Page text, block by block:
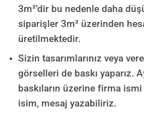
3m²’dir bu nedenle daha
siparişler 3m² üzerinden
üretilmektedir.
Sizin tasarımlarınız veya
görselleri de baskı yaparız.
baskıların üzerine firma
isim, mesaj yazabiliriz.